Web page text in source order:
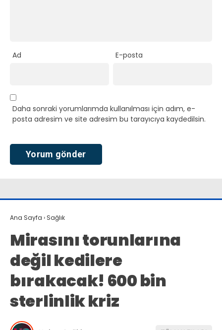
Ad E-posta
Daha sonraki yorumlarımda kullanılması için adım, e-
posta adresim ve site adresim bu tarayıcıya kaydedilsin.
Ana Sayfa › Sağlık
Mirasını torunlarına
değil kedilere
bırakacak! 600 bin
sterlinlik kriz